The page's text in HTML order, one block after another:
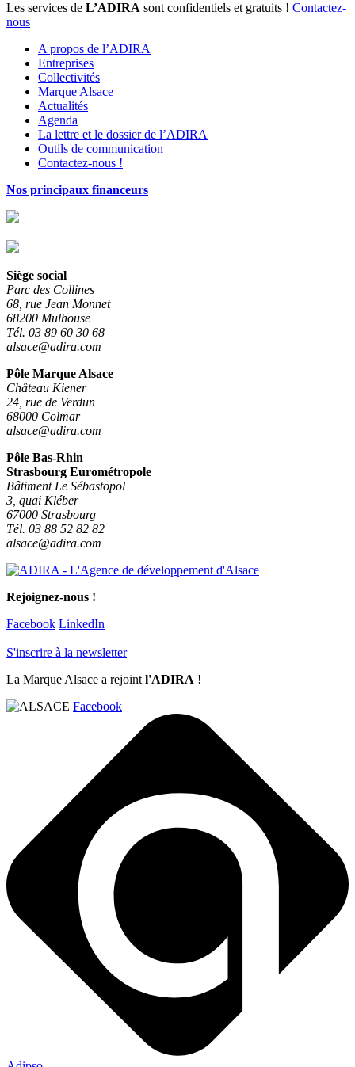
Les services de L’ADIRA sont confidentiels et gratuits ! Contactez-
nous
A propos de l’ADIRA
Entreprises
Collectivités
Marque Alsace
Actualités
Agenda
La lettre et le dossier de l’ADIRA
Outils de communication
Contactez-nous !
Nos principaux financeurs
Siège social
Parc des Collines
68, rue Jean Monnet
68200 Mulhouse
Tél. 03 89 60 30 68
alsace@adira.com
Pôle Marque Alsace
Château Kiener
24, rue de Verdun
68000 Colmar
alsace@adira.com
Pôle Bas-Rhin
Strasbourg Eurométropole
Bâtiment Le Sébastopol
3, quai Kléber
67000 Strasbourg
Tél. 03 88 52 82 82
alsace@adira.com
Rejoignez-nous !
Facebook LinkedIn
S'inscrire à la newsletter
La Marque Alsace a rejointl'ADIRA !
Facebook